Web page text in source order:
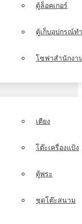
ตู้ล็อคเกอร์
ตู้เก็บอุปกรณ์ท
โซฟาสำนักงา
เตียง
โต๊ะเครื่องแป้ง
ตู้พระ
ชุดโต๊ะสนาม